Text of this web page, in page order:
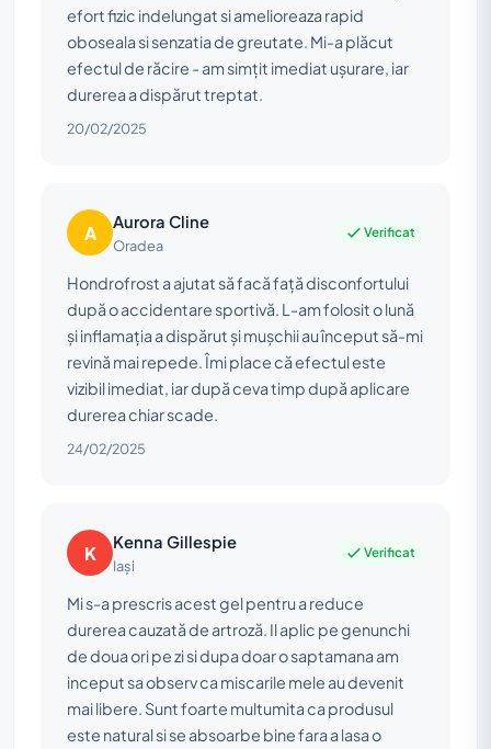
efort fizic indelungat si amelioreaza rapid
oboseala si senzatia de greutate. Mi-a plăcut
efectul de răcire - am simțit imediat ușurare, iar
durerea a dispărut treptat.
20/02/2025
A Aurora Cline
Oradea
Verificat
Hondrofrost a ajutat să facă față disconfortului
după o accidentare sportivă. L-am folosit o lună
și inflamația a dispărut și mușchii au început să-mi
revină mai repede. Îmi place că efectul este
vizibil imediat, iar după ceva timp după aplicare
durerea chiar scade.
24/02/2025
K Kenna Gillespie
Iași
Verificat
Mi s-a prescris acest gel pentru a reduce
durerea cauzată de artroză. Il aplic pe genunchi
de doua ori pe zi si dupa doar o saptamana am
inceput sa observ ca miscarile mele au devenit
mai libere. Sunt foarte multumita ca produsul
este natural si se absoarbe bine fara a lasa o